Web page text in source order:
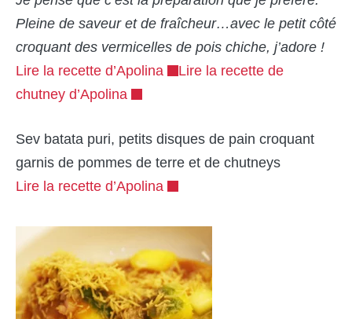
Pleine de saveur et de fraîcheur…avec le petit côté
croquant des vermicelles de pois chiche, j’adore !
Lire la recette d’Apolina
Lire la recette de
chutney d’Apolina
Sev batata puri, petits disques de pain croquant
garnis de pommes de terre et de chutneys
Lire la recette d’Apolina